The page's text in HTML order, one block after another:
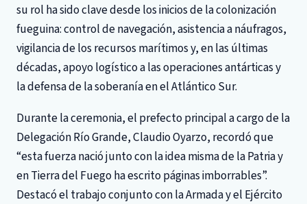
su rol ha sido clave desde los inicios de la colonización
fueguina: control de navegación, asistencia a náufragos,
vigilancia de los recursos marítimos y, en las últimas
décadas, apoyo logístico a las operaciones antárticas y
la defensa de la soberanía en el Atlántico Sur.
Durante la ceremonia, el prefecto principal a cargo de la
Delegación Río Grande, Claudio Oyarzo, recordó que
“esta fuerza nació junto con la idea misma de la Patria y
en Tierra del Fuego ha escrito páginas imborrables”.
Destacó el trabajo conjunto con la Armada y el Ejército